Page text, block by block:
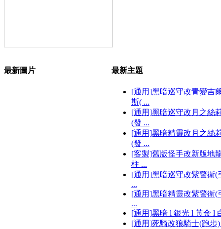
最新圖片 最新主題
[通用]黑暗巡守改青變吉
斯( ...
[通用]黑暗巡守改月之絲
(發 ...
[通用]黑暗精靈改月之絲
(發 ...
[客製]舊版怪手改新版地
柱 ...
[通用]黑暗巡守改紫警衛(
...
[通用]黑暗精靈改紫警衛(
...
[通用]黑暗 l 銀光 l 黃金 l
[通用]死騎改狼騎士(跑步)